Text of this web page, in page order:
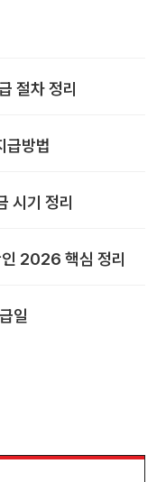
절차 정리
급방법
시기 정리
2026 핵심 정리
일